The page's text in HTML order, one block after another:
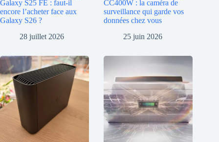
Galaxy S25 FE : faut-il
encore l’acheter face aux
Galaxy S26 ?
28 juillet 2026
CC400W : la caméra de
surveillance qui garde vos
données chez vous
25 juin 2026